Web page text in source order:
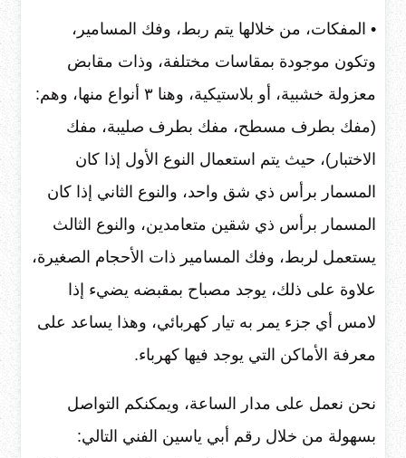
• المفكات، من خلالها يتم ربط، وفك المسامير،
وتكون موجودة بمقاسات مختلفة، وذات مقابض
معزولة خشبية، أو بلاستيكية، وهنا ٣ أنواع منها، وهم:
(مفك بطرف مسطح، مفك بطرف صليبة، مفك
الاختبار)، حيث يتم استعمال النوع الأول إذا كان
المسمار برأس ذي شق واحد، والنوع الثاني إذا كان
المسمار برأس ذي شقين متعامدين، والنوع الثالث
يستعمل لربط، وفك المسامير ذات الأحجام الصغيرة،
علاوة على ذلك، يوجد مصباح بمقبضه يضيء إذا
لامس أي جزء يمر به تيار كهربائي، وهذا يساعد على
معرفة الأماكن التي يوجد فيها كهرباء.
نحن نعمل على مدار الساعة، ويمكنكم التواصل
بسهولة من خلال رقم أبي ياسين الفني التالي: